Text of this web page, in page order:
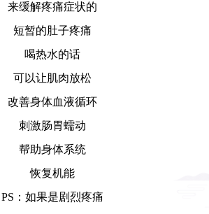
来缓解疼痛症状的
短暂的肚子疼痛
喝热水的话
可以让肌肉放松
改善身体血液循环
刺激肠胃蠕动
帮助身体系统
恢复机能
PS：如果是剧烈疼痛